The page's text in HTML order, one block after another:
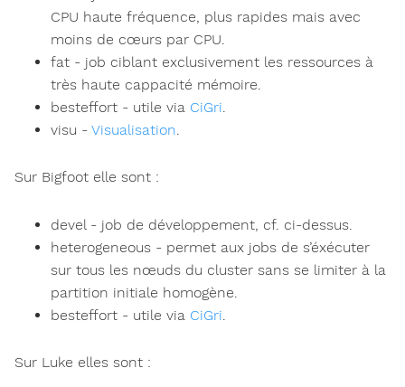
CPU haute fréquence, plus rapides mais avec
moins de cœurs par CPU.
fat - job ciblant exclusivement les ressources à
très haute cappacité mémoire.
besteffort - utile via CiGri.
visu - Visualisation.
Sur Bigfoot elle sont :
devel - job de développement, cf. ci-dessus.
heterogeneous - permet aux jobs de s’éxécuter
sur tous les nœuds du cluster sans se limiter à la
partition initiale homogène.
besteffort - utile via CiGri
Sur Luke elles sont :